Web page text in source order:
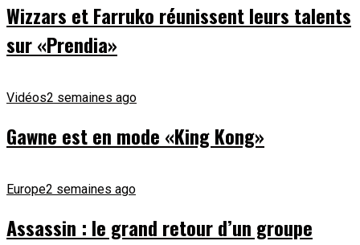
Wizzars et Farruko réunissent leurs talents
sur «Prendia»
Vidéos2 semaines ago
Gawne est en mode «King Kong»
Europe2 semaines ago
Assassin : le grand retour d’un groupe